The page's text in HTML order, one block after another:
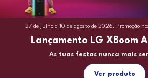
05 janeiro a 31 dezembro de 2026. Consulta
Para a sua nova TV The Frame &
13 julho a 30 setembro de 2026. Promoção nos
Para todos os
Há uma Hisense
Ver produtos
27 de julho a 10 de agosto de 2026. Promoção
Lançamento LG XBoom
As tuas festas nunca mais
Ver produto